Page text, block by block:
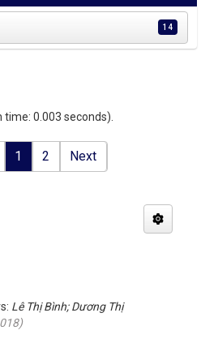
14
0.003 seconds).
1 2 Next
Lê Thị Bình; Dương Thị
)